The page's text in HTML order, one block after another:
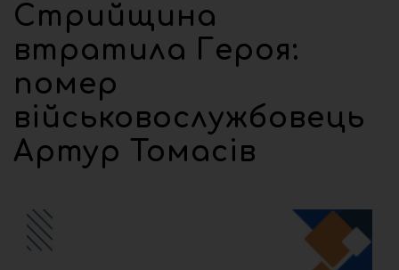
Стрийщина
втратила Героя:
помер
військовослужбовець
Артур Томасів